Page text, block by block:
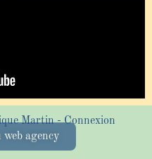
Martin -Connexion
agency